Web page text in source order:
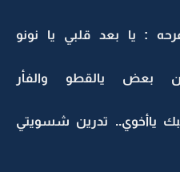
: يا بعد قلبي يا نونو
بعض يالقطو والفأر
ياأخوي.. تدرين شسويتي